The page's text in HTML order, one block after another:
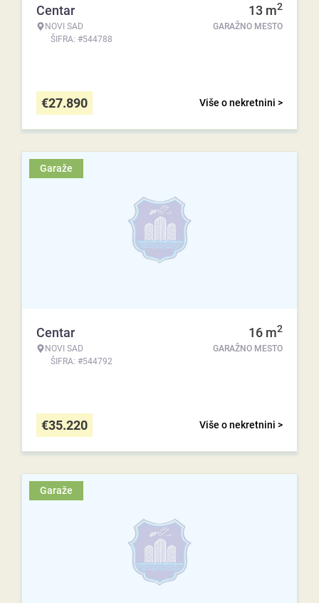
Centar
NOVI SAD
ŠIFRA: #544788
13 m2
GARAŽNO MESTO
Više o nekretnini >
€27.890
Garaže
Centar
NOVI SAD
ŠIFRA: #544792
16 m2
GARAŽNO MESTO
Više o nekretnini >
€35.220
Garaže